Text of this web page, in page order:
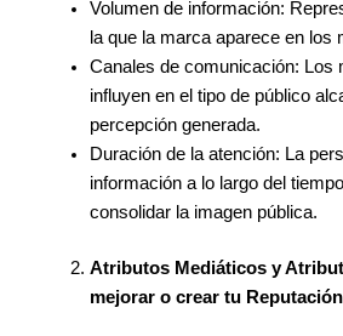
Volumen de información:
la que la marca aparece en los
Canales de comunicación: Los
influyen en el tipo de público
percepción generada.
Duración de la atención: La
información a lo largo del
consolidar la imagen pública.
Atributos Mediáticos y
mejorar o crear tu